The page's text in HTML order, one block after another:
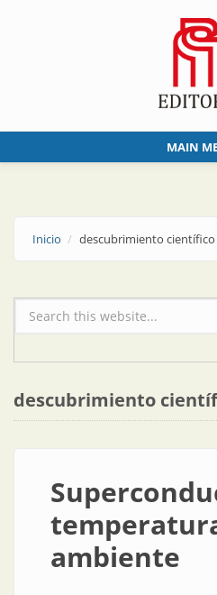
MAIN
Inicio descubrimiento científico
Formulario de búsqueda
descubrimiento
ambiente